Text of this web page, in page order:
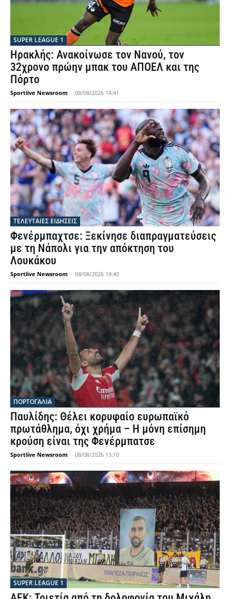
SUPER LEAGUE 1
Ηρακλής: Ανακοίνωσε τον Νανού, τον
32χρονο πρώην μπακ του ΑΠΟΕΛ και της
Πόρτο
Sportlive Newsroom - 08/08/2026 14:41
ΤΕΛΕΥΤΑΙΕΣ ΕΙΔΗΣΕΙΣ
Φενέρμπαχτσε: Ξεκίνησε διαπραγματεύσεις
με τη Νάπολι για την απόκτηση του
Λουκάκου
Sportlive Newsroom - 08/08/2026 14:40
ΠΟΡΤΟΓΑΛΙΑ
Παυλίδης: Θέλει κορυφαίο ευρωπαϊκό
πρωτάθλημα, όχι χρήμα – Η μόνη επίσημη
κρούση είναι της Φενέρμπατσε
Sportlive Newsroom - 08/08/2026 13:10
SUPER LEAGUE 1